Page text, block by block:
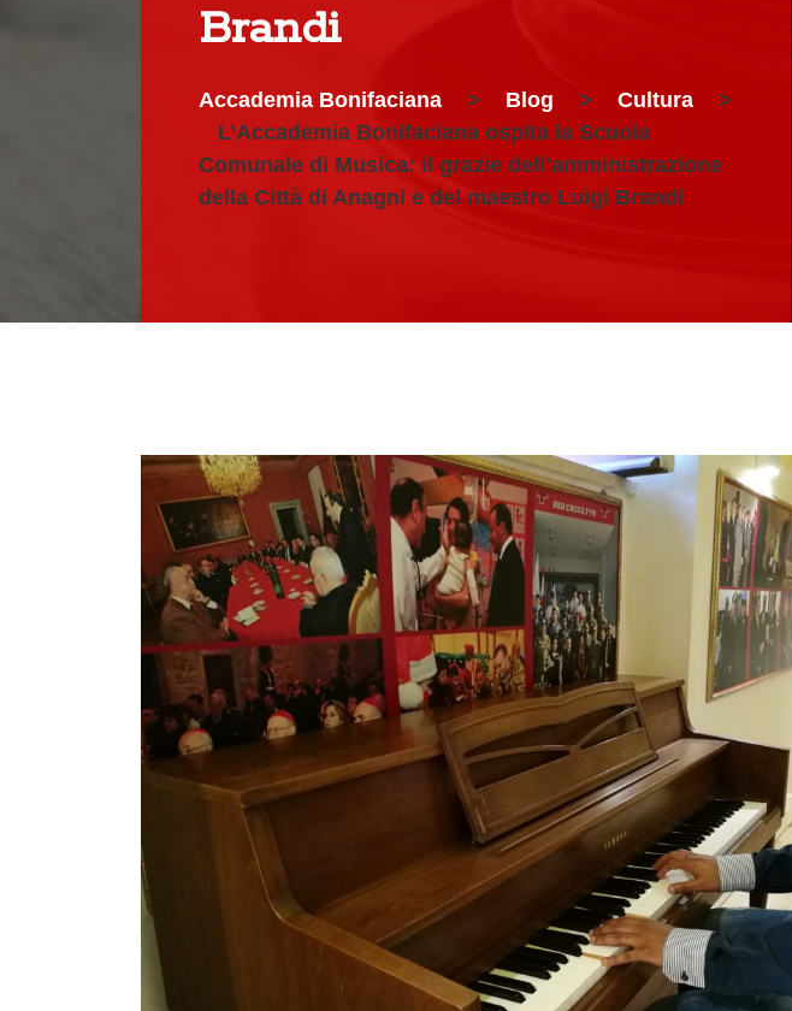
Brandi
Accademia Bonifaciana > Blog > Cultura
>
L’Accademia Bonifaciana ospita la Scuola
Comunale di Musica: il grazie dell’amministrazione
della Città di Anagni e del maestro Luigi Brandi